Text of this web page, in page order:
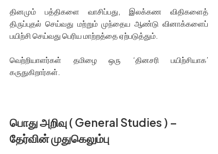
தினமும் பத்திகளை வாசிப்பது, இலக்கண விதிகளைத்
திருப்புதல் செய்வது மற்றும் முந்தைய ஆண்டு வினாக்களைப்
பயிற்சி செய்வது பெரிய மாற்றத்தை ஏற்படுத்தும்.
வெற்றியாளர்கள் தமிழை ஒரு ‘தினசரி பயிற்சியாக’
கருதுகிறார்கள்.
பொது அறிவு ( General Studies ) –
தேர்வின் முதுகெலும்பு